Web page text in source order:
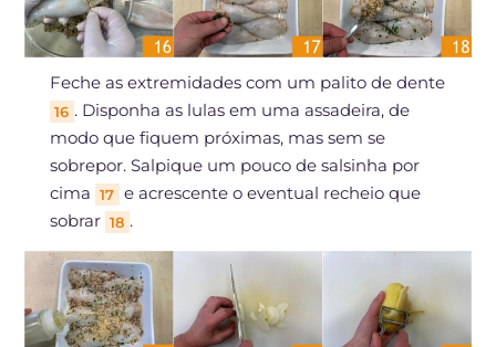
Feche as extremidades com um palito de dente
16 . Disponha as lulas em uma assadeira, de
modo que fiquem próximas, mas sem se
sobrepor. Salpique um pouco de salsinha por
cima 17 e acrescente o eventual recheio que
sobrar 18 .